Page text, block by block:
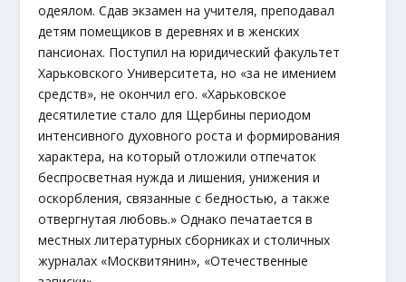
одеялом. Сдав экзамен на учителя, преподавал
детям помещиков в деревнях и в женских
пансионах. Поступил на юридический факультет
Харьковского Университета, но «за не имением
средств», не окончил его. «Харьковское
десятилетие стало для Щербины периодом
интенсивного духовного роста и формирования
характера, на который отложили отпечаток
беспросветная нужда и лишения, унижения и
оскорбления, связанные с бедностью, а также
отвергнутая любовь.» Однако печатается в
местных литературных сборниках и столичных
журналах «Москвитянин», «Отечественные